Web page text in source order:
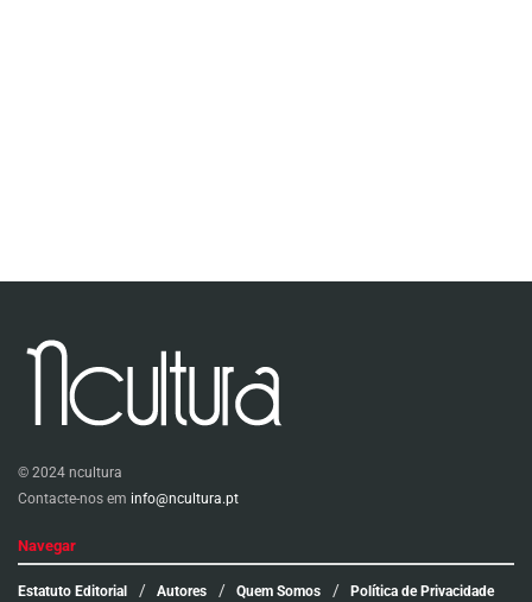
© 2024 ncultura
Contacte-nos em info@ncultura.pt
Navegar
Estatuto Editorial Autores Quem Somos Política de Privacidade